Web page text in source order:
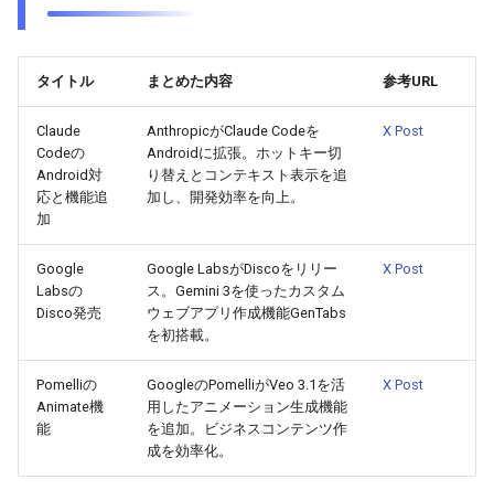
2026-05-04
2026-05-03
2026-05-02
2026-05-01
2026-04-29
2025-10-19
2025-10-18
2025-10-17
2025-10-16
2025-10-14
2026-05-06
2026-05-05
2026-05-04
2026-05-03
2026-05-02
2026-05-01
2026-04-29
2026-05-01
2026-04-30
2026-04-29
2026-04-28
2026-04-26
2025-10-19
2025-10-18
2025-10-17
2025-10-16
2025-10-14
2026-04-30
2026-04-29
2026-04-28
2026-04-27
2026-04-25
2025-10-19
2025-10-18
2025-10-17
2025-10-16
2025-10-14
タイトル まとめた内容 参考URL
Claude
Codeの
Android対
応と機能追
加
AnthropicがClaude Codeを
Androidに拡張。ホットキー切
り替えとコンテキスト表示を追
加し、開発効率を向上。
X Post
Google
Labsの
Disco発売
Google LabsがDiscoをリリー
ス。Gemini 3を使ったカスタム
ウェブアプリ作成機能GenTabs
を初搭載。
X Post
Pomelliの
Animate機
能
GoogleのPomelliがVeo 3.1を活
用したアニメーション生成機能
を追加。ビジネスコンテンツ作
成を効率化。
X Post